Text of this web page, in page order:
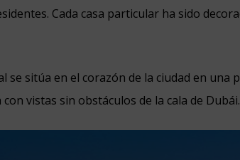
Cada casa particular ha sido
se sitúa en el corazón de la ciudad en una
vistas sin obstáculos de la cala de Dubái.